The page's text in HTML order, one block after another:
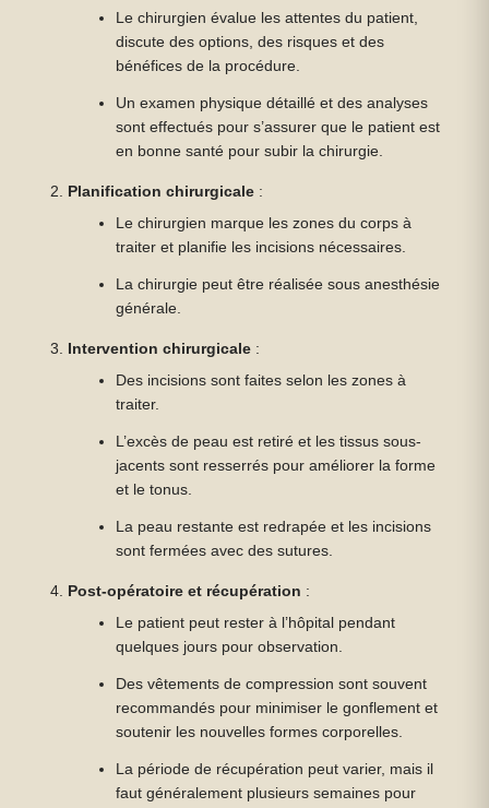
Le chirurgien évalue les attentes du patient,
discute des options, des risques et des
bénéfices de la procédure.
Un examen physique détaillé et des analyses
sont effectués pour s’assurer que le patient est
en bonne santé pour subir la chirurgie.
Planification chirurgicale :
Le chirurgien marque les zones du corps à
traiter et planifie les incisions nécessaires.
La chirurgie peut être réalisée sous anesthésie
générale.
Intervention chirurgicale :
Des incisions sont faites selon les zones à
traiter.
L’excès de peau est retiré et les tissus sous-
jacents sont resserrés pour améliorer la forme
et le tonus.
La peau restante est redrapée et les incisions
sont fermées avec des sutures.
Post-opératoire et récupération :
Le patient peut rester à l’hôpital pendant
quelques jours pour observation.
Des vêtements de compression sont souvent
recommandés pour minimiser le gonflement et
soutenir les nouvelles formes corporelles.
La période de récupération peut varier, mais il
faut généralement plusieurs semaines pour